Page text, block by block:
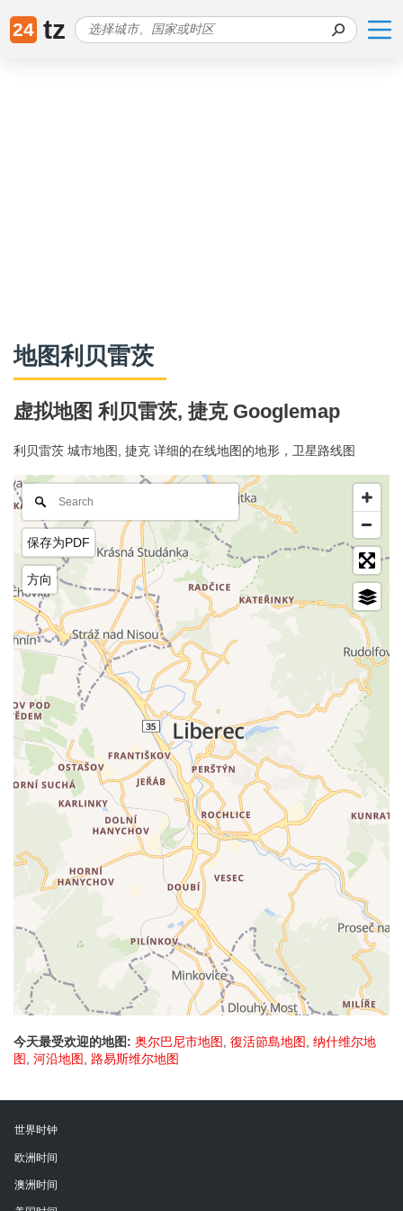
24 tz
地图利贝雷茨
虚拟地图 利贝雷茨, 捷克 Googlemap
利贝雷茨 城市地图, 捷克 详细的在线地图的地形，卫星路线图
保存为PDF
方向
今天最受欢迎的地图: 奥尔巴尼市地图, 復活節島地图, 纳什维尔地
图, 河沿地图, 路易斯维尔地图
世界时钟
欧洲时间
澳洲时间